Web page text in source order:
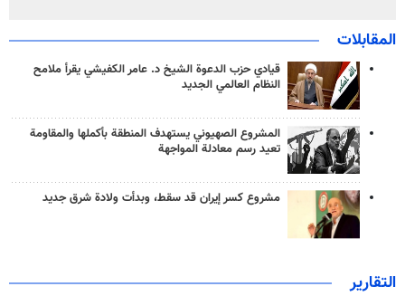
المقابلات
قيادي حزب الدعوة الشيخ د. عامر الكفيشي يقرأ ملامح
النظام العالمي الجديد
المشروع الصهيوني يستهدف المنطقة بأكملها والمقاومة
تعيد رسم معادلة المواجهة
مشروع كسر إيران قد سقط، وبدأت ولادة شرق جديد
التقارير